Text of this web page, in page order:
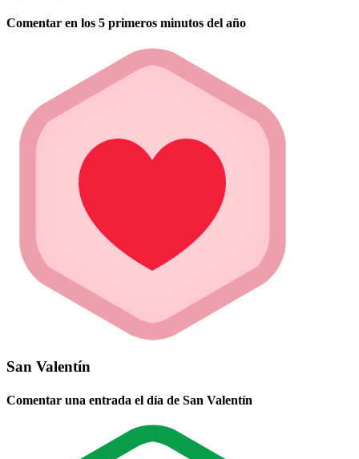
Comentar en los 5 primeros minutos del año
San Valentín
Comentar una entrada el día de San Valentín